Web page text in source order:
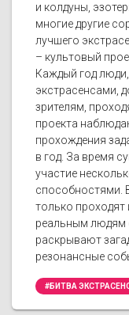
и колдуны,
многие другие
лучшего
– культовый
Каждый год
экстрасенсами,
зрителям,
проекта
прохождения
в год. За время
участие
способностями.
только
реальным людям
раскрывают
резонансные
#БИТВА